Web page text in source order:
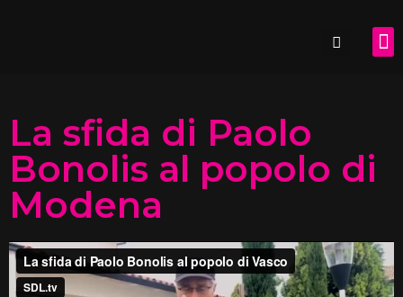
La sfida di Paolo
Bonolis al popolo di
Modena